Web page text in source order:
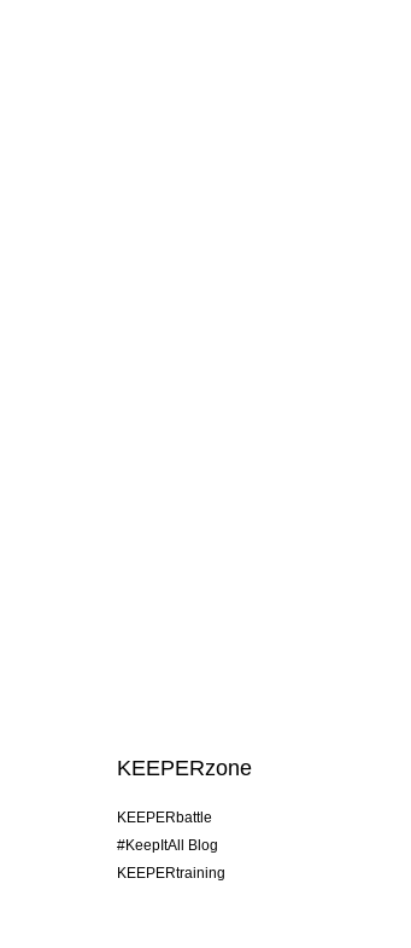
KEEPERzone
KEEPERbattle
#KeepItAll Blog
KEEPERtraining